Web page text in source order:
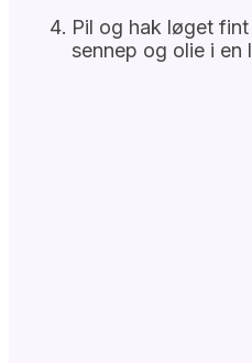
Pil og hak løget
sennep og olie i en